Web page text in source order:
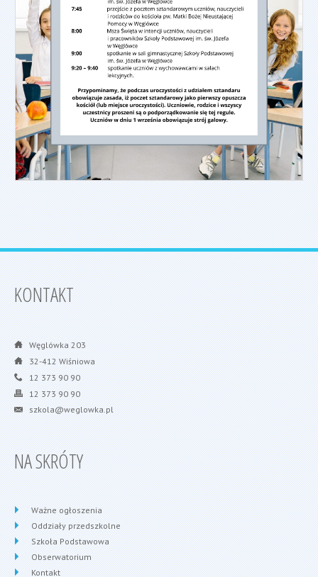
KONTAKT
Węglówka 203
32-412 Wiśniowa
12 373 90 90
12 373 90 90
szkola@weglowka.pl
NA SKRÓTY
Ważne ogłoszenia
Oddziały przedszkolne
Szkoła Podstawowa
Obserwatorium
Kontakt